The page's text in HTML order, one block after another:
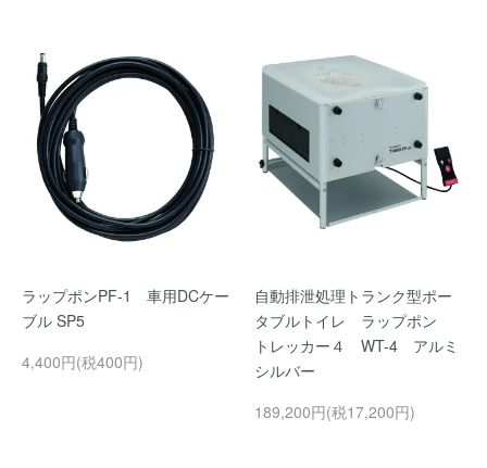
ラップポンPF-1 車用DCケー
ブル SP5
4,400円(税400円)
自動排泄処理トランク型ポー
タブルトイレ ラップポン
トレッカー４ WT-4 アルミ
シルバー
189,200円(税17,200円)